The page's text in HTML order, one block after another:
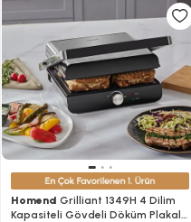
Homend Grilliant 1349H 4 Dilim
Kapasiteli Gövdeli Döküm Plakalı